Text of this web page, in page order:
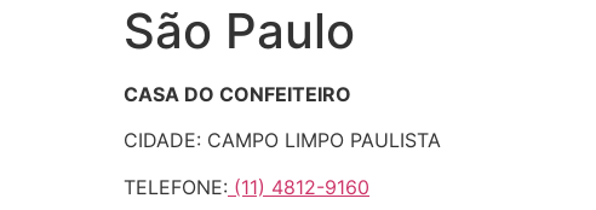
São Paulo
CASA DO CONFEITEIRO
CIDADE: CAMPO LIMPO PAULISTA
TELEFONE: (11) 4812-9160